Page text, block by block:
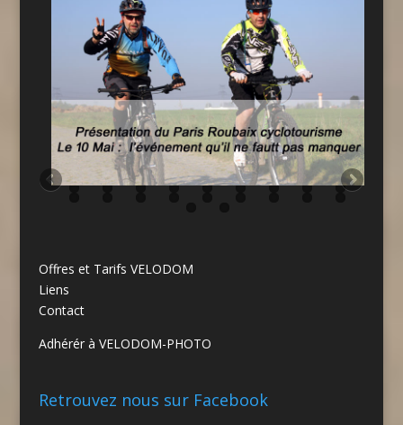
Offres et Tarifs VELODOM
Liens
Contact
Adhérér à VELODOM-PHOTO
Retrouvez nous sur Facebook